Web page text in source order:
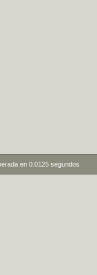
en 0.0125 segundos